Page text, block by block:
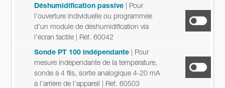
Déshumidification passive | Pour
l’ouverture individuelle ou programmée
d’un module de déshumidification via
l’écran tactile | Réf. 60042
Sonde PT 100 indépendante | Pour
mesure indépendante de la température,
sonde à 4 fils, sortie analogique 4-20 mA
à l’arrière de l’appareil | Réf. 60503